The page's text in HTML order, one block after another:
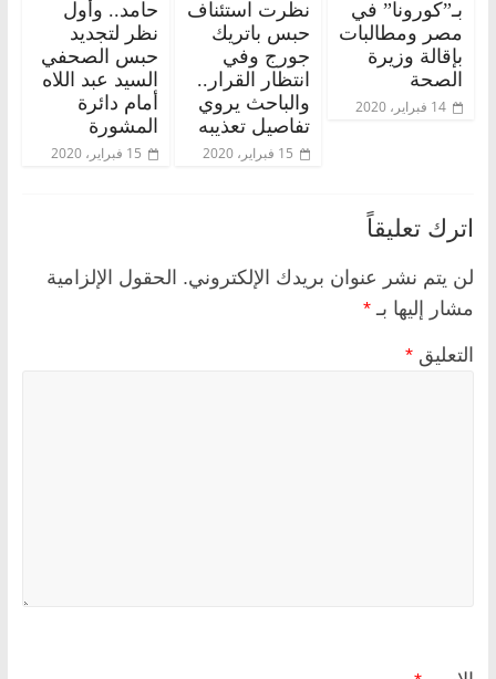
بـ”كورونا” في
مصر ومطالبات
بإقالة وزيرة
الصحة
14 فبراير، 2020
نظرت استئناف
حبس باتريك
جورج وفي
انتظار القرار..
والباحث يروي
تفاصيل تعذيبه
15 فبراير، 2020
حامد.. وأول
نظر لتجديد
حبس الصحفي
السيد عبد اللاه
أمام دائرة
المشورة
15 فبراير، 2020
اترك تعليقاً
لن يتم نشر عنوان بريدك الإلكتروني. الحقول الإلزامية
مشار إليها بـ *
التعليق *